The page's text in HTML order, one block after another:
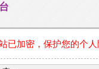
已加密，保护您的个人